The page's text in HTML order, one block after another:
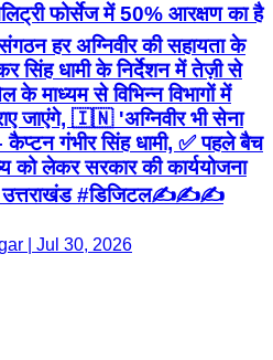
फोर्सेज में 50% आरक्षण का है
हर अग्निवीर की सहायता के
सिंह धामी के निर्देशन में तेज़ी से
के माध्यम से विभिन्न विभागों में
जाएंगे, 🇮🇳 'अग्निवीर भी सेना
कैप्टन गंभीर सिंह धामी, ✅ पहले बैच
को लेकर सरकार की कार्ययोजना
उत्तराखंड #डिजिटल✍️✍️✍️
| Jul 30, 2026